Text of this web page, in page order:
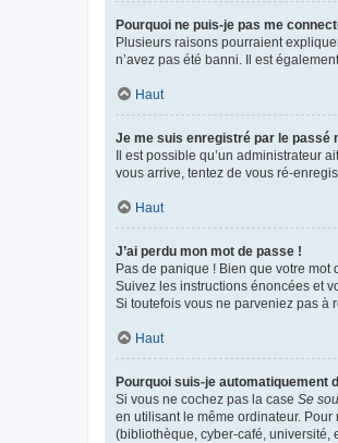
Pourquoi ne puis-je pas me
Plusieurs raisons pourraient
n’avez pas été banni. Il est
Haut
Je me suis enregistré par le passé
Il est possible qu’un administrateur
vous arrive, tentez de vous ré-
Haut
J’ai perdu mon mot de passe !
Pas de panique ! Bien que votre
Suivez les instructions énoncées et
Si toutefois vous ne parveniez pas à
Haut
Pourquoi suis-je automatiquement
Si vous ne cochez pas la case Se
en utilisant le même ordinateur.
(bibliothèque, cyber-café, université,